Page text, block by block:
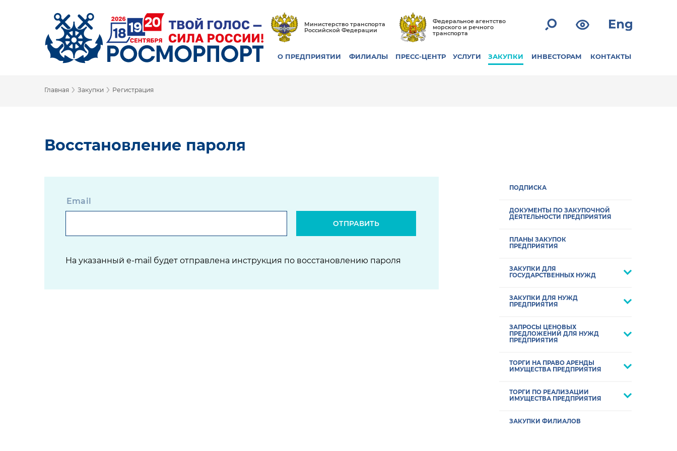
Министерство транспорта
Российской Федерации
Федеральное агентство
морского и речного
транспорта
О ПРЕДПРИЯТИИ ФИЛИАЛЫ ПРЕСС-ЦЕНТР УСЛУГИ ЗАКУПКИ ИНВЕСТОРАМ КОНТАКТЫ
Главная › Закупки › Регистрация
Восстановление пароля
Email
ОТПРАВИТЬ
На указанный e-mail будет отправлена инструкция по восстановлению пароля
ПОДПИСКА
ДОКУМЕНТЫ ПО ЗАКУПОЧНОЙ
ДЕЯТЕЛЬНОСТИ ПРЕДПРИЯТИЯ
ПЛАНЫ ЗАКУПОК
ПРЕДПРИЯТИЯ
ЗАКУПКИ ДЛЯ
ГОСУДАРСТВЕННЫХ НУЖД
ЗАКУПКИ ДЛЯ НУЖД
ПРЕДПРИЯТИЯ
ЗАПРОСЫ ЦЕНОВЫХ
ПРЕДЛОЖЕНИЙ ДЛЯ НУЖД
ПРЕДПРИЯТИЯ
ТОРГИ НА ПРАВО АРЕНДЫ
ИМУЩЕСТВА ПРЕДПРИЯТИЯ
ТОРГИ ПО РЕАЛИЗАЦИИ
ИМУЩЕСТВА ПРЕДПРИЯТИЯ
ЗАКУПКИ ФИЛИАЛОВ